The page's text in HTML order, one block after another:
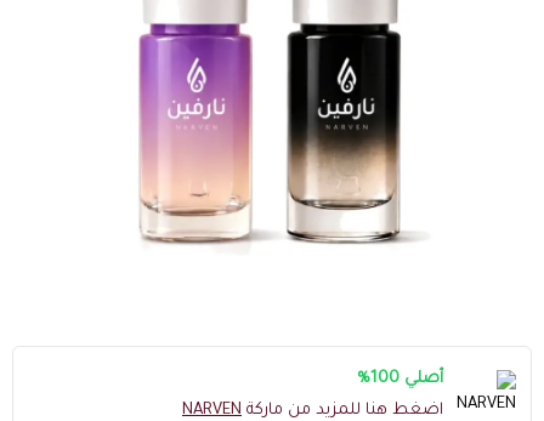
أصلي 100%
اضغط هنا للمزيد من ماركة NARVEN